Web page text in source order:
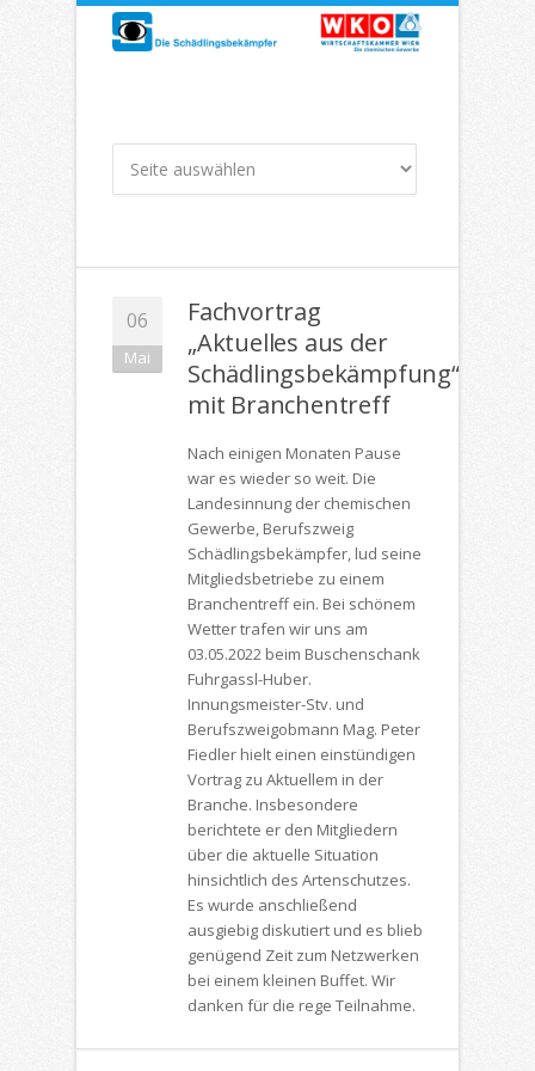
06
Mai
Fachvortrag
„Aktuelles aus der
Schädlingsbekämpfung“
mit Branchentreff
Nach einigen Monaten Pause
war es wieder so weit. Die
Landesinnung der chemischen
Gewerbe, Berufszweig
Schädlingsbekämpfer, lud seine
Mitgliedsbetriebe zu einem
Branchentreff ein. Bei schönem
Wetter trafen wir uns am
03.05.2022 beim Buschenschank
Fuhrgassl-Huber.
Innungsmeister-Stv. und
Berufszweigobmann Mag. Peter
Fiedler hielt einen einstündigen
Vortrag zu Aktuellem in der
Branche. Insbesondere
berichtete er den Mitgliedern
über die aktuelle Situation
hinsichtlich des Artenschutzes.
Es wurde anschließend
ausgiebig diskutiert und es blieb
genügend Zeit zum Netzwerken
bei einem kleinen Buffet. Wir
danken für die rege Teilnahme.